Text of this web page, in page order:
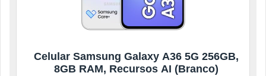
Celular Samsung Galaxy A36 5G 256GB,
8GB RAM, Recursos AI (Branco)